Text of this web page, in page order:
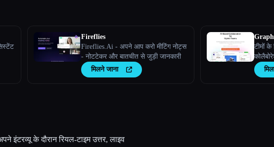
Fireflies
Fireflies.Ai - अपने आप करो मीटिंग नोट्स
- नोटटेकर और बातचीत से जुड़ी जानकारी
मिलने जाना
टीमों
इंटरव्यू के दौरान रियल-टाइम उत्तर, लाइव